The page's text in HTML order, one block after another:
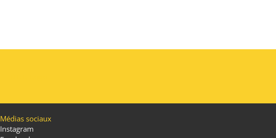
Médias sociaux
Instagram